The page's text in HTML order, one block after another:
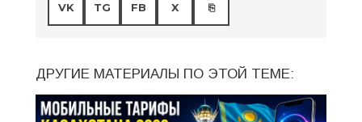
VK TG FB X ⎘
ДРУГИЕ МАТЕРИАЛЫ ПО ЭТОЙ ТЕМЕ: